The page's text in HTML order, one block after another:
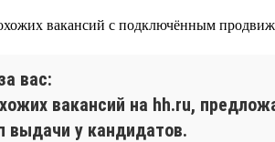
вакансий с подключённым
вас:
вакансий на hh.ru,
выдачи у кандидатов.